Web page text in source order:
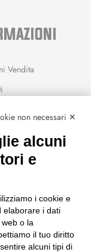
Vendita
non necessari ✕
alcuni
e
i cookie e
elaborare i dati
o la
il tuo diritto
alcuni tipi di